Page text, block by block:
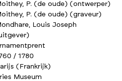
P. (de oude) (ontwerper)
P. (de oude) (graveur)
Louis Joseph
/ 1780
(Frankrijk)
Museum